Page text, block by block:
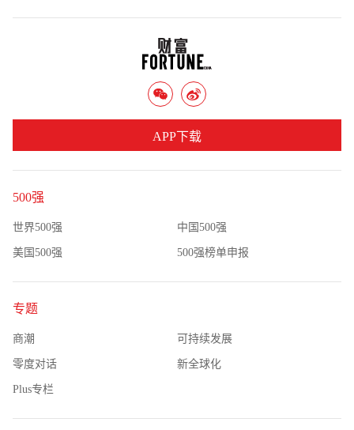
500强
世界500强 中国500强
美国500强 500强榜单申报
专题
商潮 可持续发展
零度对话 新全球化
Plus专栏
APP下载